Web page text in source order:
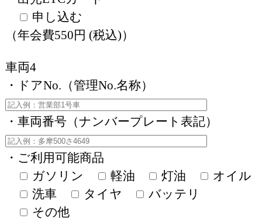
申し込む
（年会費550円 (税込)）
車両4
・ドアNo.（管理No.名称）
・車両番号（ナンバープレート表記）
・ご利用可能商品
ガソリン
軽油 灯油
オイル
洗車
タイヤ
バッテリ
その他